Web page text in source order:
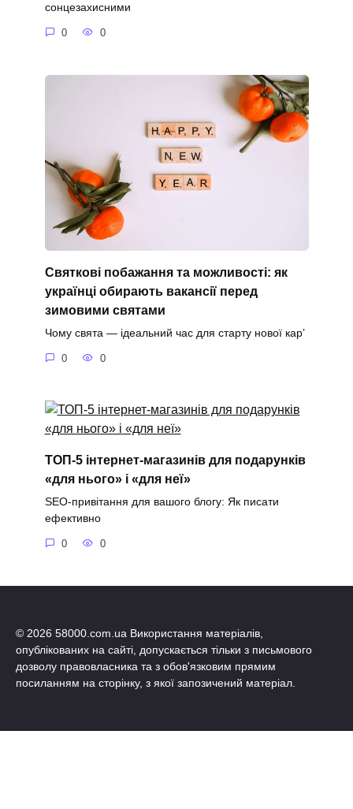
сонцезахисними
0 0
Святкові побажання та можливості: як
українці обирають вакансії перед
зимовими святами
Чому свята — ідеальний час для старту нової кар’
0 0
ТОП-5 інтернет-магазинів для подарунків
«для нього» і «для неї»
SEO-привітання для вашого блогу: Як писати
ефективно
0 0
© 2026 58000.com.ua Використання матеріалів,
опублікованих на сайті, допускається тільки з письмового
дозволу правовласника та з обов'язковим прямим
посиланням на сторінку, з якої запозичений матеріал.